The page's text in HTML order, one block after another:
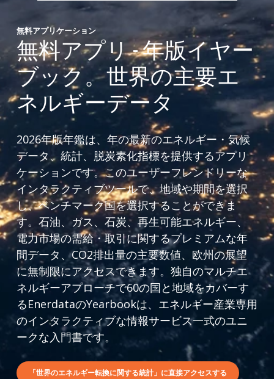
無料アプリケーション
無料アプリ - 年版イヤー
ブック。世界の主要エ
ネルギーデータ
2026年版年鑑は、年の最新のエネルギー・気候
データ、統計、脱炭素化指標を提供するアプリ
ケーションです。このユーザーフレンドリーな
インタラクティブツールで、地域や期間を選択
し、ベンチマーク国を選択することができま
す。石油、ガス、石炭、再生可能エネルギー、
電力市場の需給・取引に関するプレミアムな年
間データ、CO2排出量の主要数値、欧州の展望
に無制限にアクセスできます。独自のマルチエ
ネルギーアプローチで60の国と地域をカバーす
るEnerdataのYearbookは、エネルギー産業専用
のインタラクティブな情報サービス一式のユニ
ークな入門書です。
「世界のエネルギー転換に関する統計」に直接アクセスする